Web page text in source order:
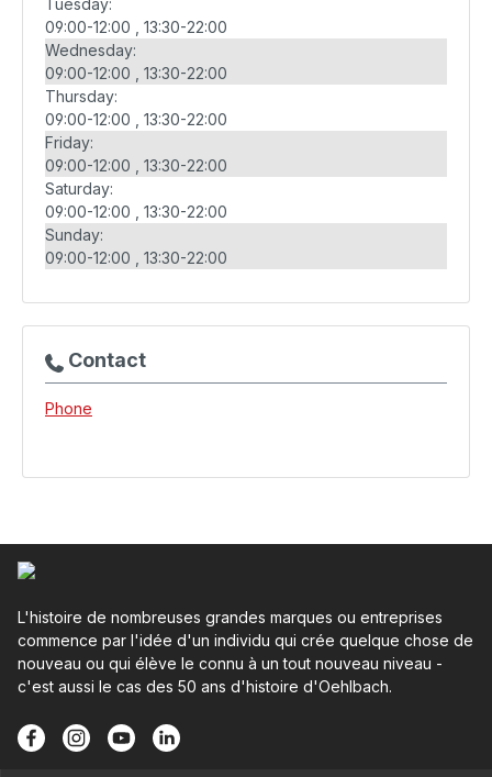
Tuesday:
09:00-12:00
13:30-22:00
Wednesday:
09:00-12:00
13:30-22:00
Thursday:
09:00-12:00
13:30-22:00
Friday:
09:00-12:00
13:30-22:00
Saturday:
09:00-12:00
13:30-22:00
Sunday:
09:00-12:00
13:30-22:00
Contact
Phone
L'histoire de nombreuses grandes marques ou entreprises
commence par l'idée d'un individu qui crée quelque chose de
nouveau ou qui élève le connu à un tout nouveau niveau -
c'est aussi le cas des 50 ans d'histoire d'Oehlbach.